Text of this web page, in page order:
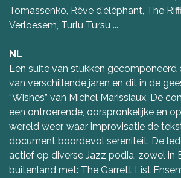
Tomassenko, Rêve d'éléphant, The
Verloesem, Turlu Tursu ...
NL
Een suite van stukken gecomponeerd
van verschillende jaren en dit in de
“Wishes” van Michel Marissiaux. De
een ontroerende, oorspronkelijke en
wereld weer, waar improvisatie de
document boordevol sereniteit. De
actief op diverse Jazz podia, zowel in
buitenland met: The Garrett List